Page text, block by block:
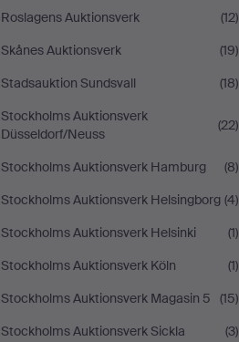
Roslagens Auktionsverk
(12)
Skånes Auktionsverk
(19)
Stadsauktion Sundsvall
(18)
Stockholms Auktionsverk
Düsseldorf/Neuss
(22)
Stockholms Auktionsverk Hamburg
(8)
Stockholms Auktionsverk Helsingborg (4)
Stockholms Auktionsverk Helsinki
(1)
Stockholms Auktionsverk Köln
(1)
Stockholms Auktionsverk Magasin 5
(15)
Stockholms Auktionsverk Sickla
(3)